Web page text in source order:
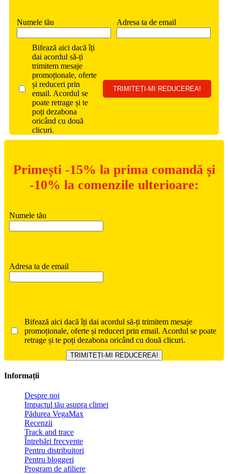
Numele tău Adresa ta de email
Bifează aici dacă îți
dai acordul să-ți
trimitem mesaje
promoționale, oferte
și reduceri prin
email. Acordul se
poate retrage și te
poți dezabona
oricând cu două
clicuri.
Primești -15% la prima comandă și
-10% la comenzile ulterioare:
Numele tău
Adresa ta de email
Bifează aici dacă îți dai acordul să-ți trimitem mesaje
promoționale, oferte și reduceri prin email. Acordul se poate
retrage și te poți dezabona oricând cu două clicuri.
Informații
Despre noi
Impactul tău asupra climei
Pădurea VegaMax
Recenzii
Track and trace
Întrebări frecvente
Pentru distribuitori
Pentru bloggeri
Program de afiliere